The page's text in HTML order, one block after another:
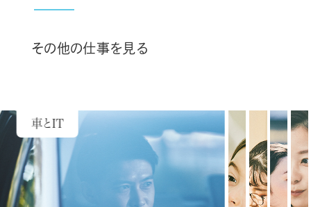
その他の仕事を見る
車とIT